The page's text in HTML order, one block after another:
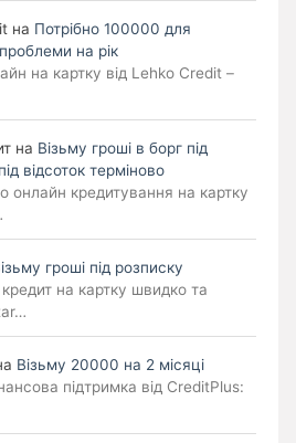
на Потрібно 100000 для
на рік
на картку від Lehko Credit –
на Візьму гроші в борг під
відсоток терміново
онлайн кредитування на картку
гроші під розписку
на картку швидко та
Візьму 20000 на 2 місяці
підтримка від CreditPlus: